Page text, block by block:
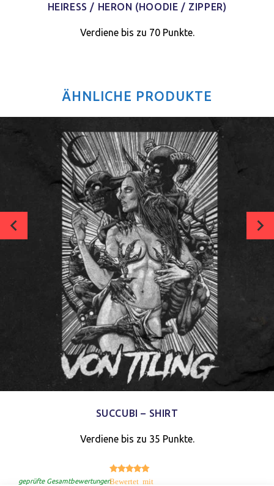
HEIRESS / HERON (HOODIE / ZIPPER)
Verdiene bis zu 70 Punkte.
ÄHNLICHE PRODUKTE
SUCCUBI – SHIRT
Verdiene bis zu 35 Punkte.
Bewertet mit
geprüfte Gesamtbewertungen